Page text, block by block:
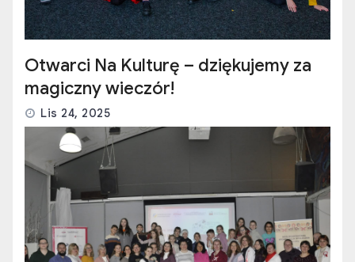
Otwarci Na Kulturę – dziękujemy za
magiczny wieczór!
Lis 24, 2025